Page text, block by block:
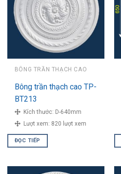
BÔNG TRẦN THẠCH CAO
Bông trần thạch cao TP-
BT213
Kích thước: D-640mm
Lượt xem: 820 lượt xem
ĐỌC TIẾP